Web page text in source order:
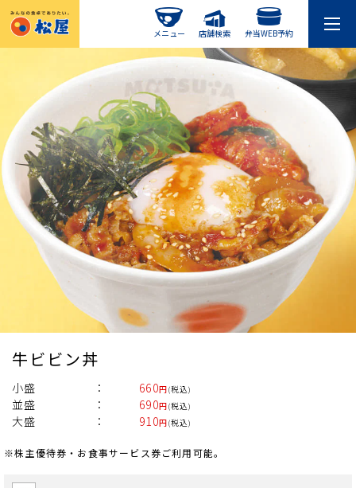
弁当WEB予約
店舗検索
メニュー
牛ビビン丼
小盛 660円(税込)
並盛 690円(税込)
大盛 910円(税込)
※株主優待券・お食事サービス券ご利用可能。